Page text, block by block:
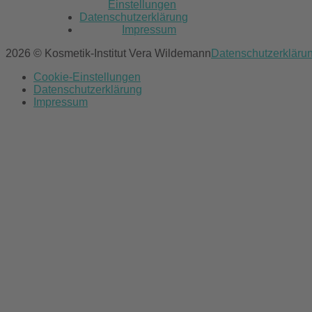
Einstellungen
Datenschutzerklärung
Impressum
2026 © Kosmetik-Institut Vera Wildemann
Cookie-Einstellungen
Datenschutzerklärung
Impressum